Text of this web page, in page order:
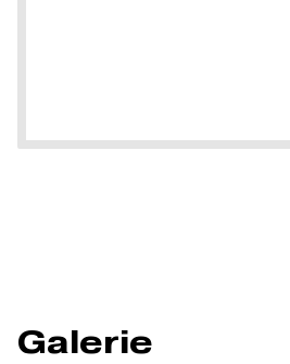
Galerie